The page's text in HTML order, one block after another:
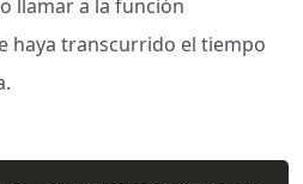
llamar a la función
haya transcurrido el tiempo